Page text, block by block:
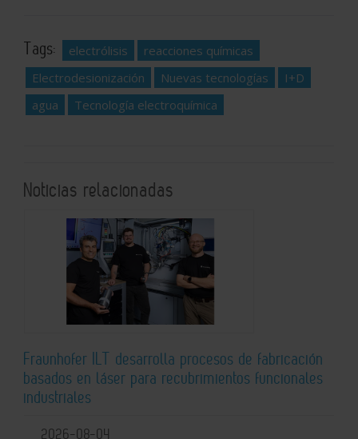
Tags: electrólisis
reacciones químicas
Electrodesionización
Nuevas tecnologías
I+D
agua
Tecnología electroquímica
Noticias relacionadas
Fraunhofer ILT desarrolla procesos de fabricación
basados en láser para recubrimientos funcionales
industriales
2026-08-04